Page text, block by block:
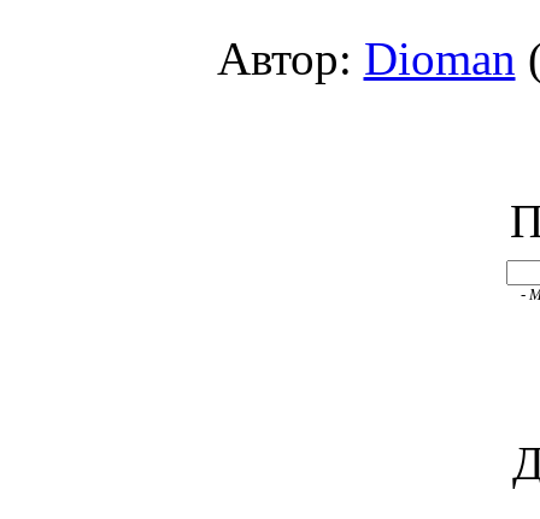
Автор: Dioman
-